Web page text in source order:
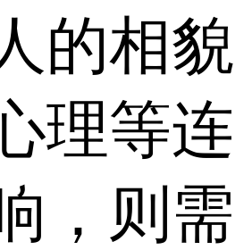
的相貌
理等连
，则需